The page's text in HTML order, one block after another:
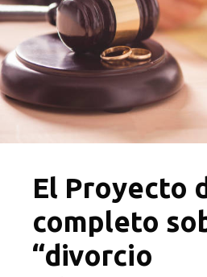
El Proyecto
completo
“divorcio